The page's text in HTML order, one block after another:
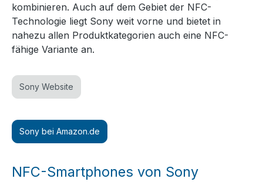
kombinieren. Auch auf dem Gebiet der NFC-
Technologie liegt Sony weit vorne und bietet in
nahezu allen Produktkategorien auch eine NFC-
fähige Variante an.
Sony Website
Sony bei Amazon.de
NFC-Smartphones von Sony